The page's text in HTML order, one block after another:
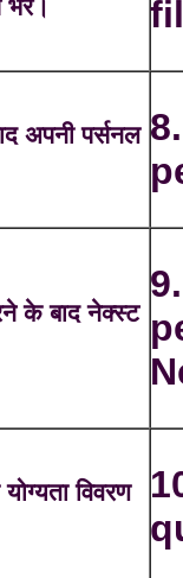
भरें।
अपनी पर्सनल
के बाद नेक्स्ट
विवरण